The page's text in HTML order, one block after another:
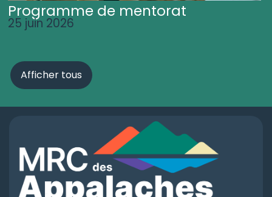
Programme de mentorat
25 juin 2026
Afficher tous